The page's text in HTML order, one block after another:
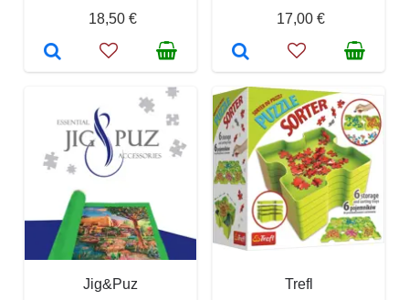
18,50 €
17,00 €
Jig&Puz
Trefl